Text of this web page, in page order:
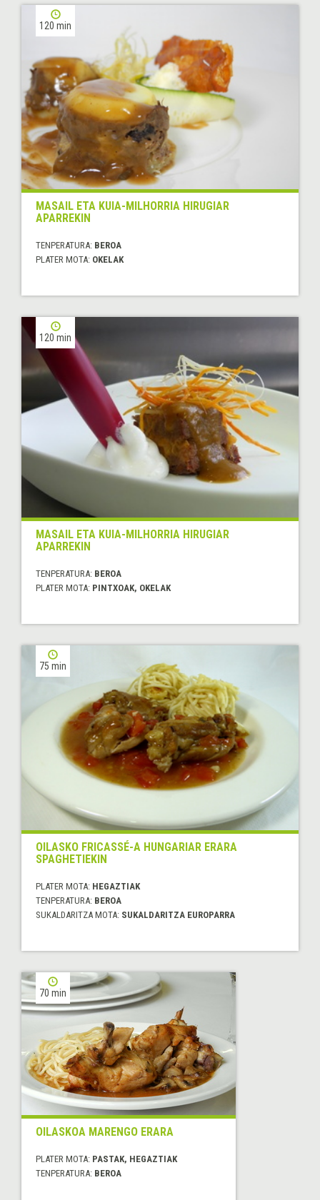
120 min
MASAIL ETA KUIA-MILHORRIA HIRUGIAR
APARREKIN
TENPERATURA: BEROA
PLATER MOTA: OKELAK
120 min
MASAIL ETA KUIA-MILHORRIA HIRUGIAR
APARREKIN
TENPERATURA: BEROA
PLATER MOTA: PINTXOAK, OKELAK
75 min
OILASKO FRICASSÉ-A HUNGARIAR ERARA
SPAGHETIEKIN
PLATER MOTA: HEGAZTIAK
TENPERATURA: BEROA
SUKALDARITZA MOTA: SUKALDARITZA EUROPARRA
70 min
OILASKOA MARENGO ERARA
PLATER MOTA: PASTAK, HEGAZTIAK
TENPERATURA: BEROA